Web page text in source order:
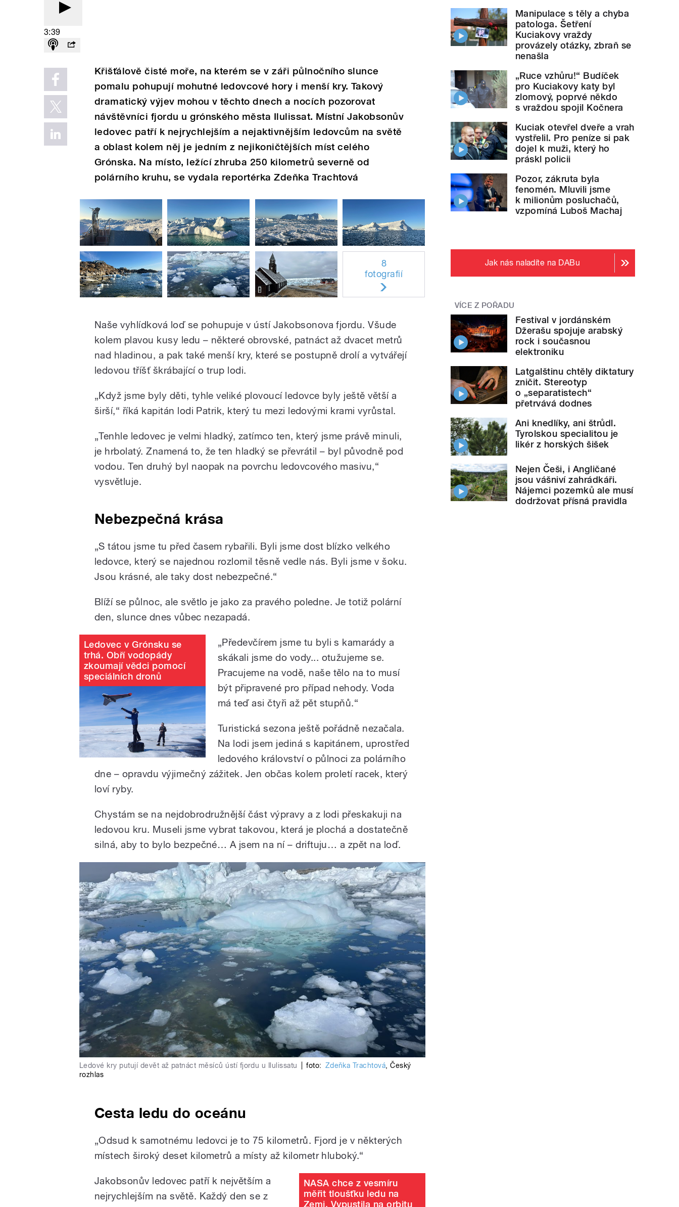
3:39
Křišťálově čisté moře, na kterém se v záři půlnočního slunce
pomalu pohupují mohutné ledovcové hory i menší kry. Takový
dramatický výjev mohou v těchto dnech a nocích pozorovat
návštěvníci fjordu u grónského města Ilulissat. Místní Jakobsonův
ledovec patří k nejrychlejším a nejaktivnějším ledovcům na světě
a oblast kolem něj je jedním z nejikoničtějších míst celého
Grónska. Na místo, ležící zhruba 250 kilometrů severně od
polárního kruhu, se vydala reportérka Zdeňka Trachtová
8
fotografií
Naše vyhlídková loď se pohupuje v ústí Jakobsonova fjordu. Všude
kolem plavou kusy ledu – některé obrovské, patnáct až dvacet metrů
nad hladinou, a pak také menší kry, které se postupně drolí a vytvářejí
ledovou tříšť škrábající o trup lodi.
„Když jsme byly děti, tyhle veliké plovoucí ledovce byly ještě větší a
širší,“ říká kapitán lodi Patrik, který tu mezi ledovými krami vyrůstal.
„Tenhle ledovec je velmi hladký, zatímco ten, který jsme právě minuli,
je hrbolatý. Znamená to, že ten hladký se převrátil – byl původně pod
vodou. Ten druhý byl naopak na povrchu ledovcového masivu,“
vysvětluje.
Nebezpečná krása
„S tátou jsme tu před časem rybařili. Byli jsme dost blízko velkého
ledovce, který se najednou rozlomil těsně vedle nás. Byli jsme v šoku.
Jsou krásné, ale taky dost nebezpečné.“
Blíží se půlnoc, ale světlo je jako za pravého poledne. Je totiž polární
den, slunce dnes vůbec nezapadá.
Ledovec v Grónsku se
trhá. Obří vodopády
zkoumají vědci pomocí
speciálních dronů
„Předevčírem jsme tu byli s kamarády a
skákali jsme do vody... otužujeme se.
Pracujeme na vodě, naše tělo na to musí
být připravené pro případ nehody. Voda
má teď asi čtyři až pět stupňů.“
Turistická sezona ještě pořádně nezačala.
Na lodi jsem jediná s kapitánem, uprostřed
ledového království o půlnoci za polárního
dne – opravdu výjimečný zážitek. Jen občas kolem proletí racek, který
loví ryby.
Chystám se na nejdobrodružnější část výpravy a z lodi přeskakuji na
ledovou kru. Museli jsme vybrat takovou, která je plochá a dostatečně
silná, aby to bylo bezpečné… A jsem na ní – driftuju… a zpět na loď.
Ledové kry putují devět až patnáct měsíců ústí fjordu u Ilulissatu foto: Zdeňka Trachtová,Český
rozhlas
Cesta ledu do oceánu
„Odsud k samotnému ledovci je to 75 kilometrů. Fjord je v některých
místech široký deset kilometrů a místy až kilometr hluboký.“
NASA chce z vesmíru
měřit tloušťku ledu na
Zemi. Vypustila na orbitu
Jakobsonův ledovec patří k největším a
nejrychlejším na světě. Každý den se z
Manipulace s těly a chyba
patologa. Šetření
Kuciakovy vraždy
provázely otázky, zbraň se
nenašla
„Ruce vzhůru!“ Budíček
pro Kuciakovy katy byl
zlomový, poprvé někdo
s vraždou spojil Kočnera
Kuciak otevřel dveře a vrah
vystřelil. Pro peníze si pak
dojel k muži, který ho
práskl policii
Pozor, zákruta byla
fenomén. Mluvili jsme
k milionům posluchačů,
vzpomíná Luboš Machaj
Jak nás naladíte na DABu
VÍCE Z POŘADU
Festival v jordánském
Džerašu spojuje arabský
rock i současnou
elektroniku
Latgalštinu chtěly diktatury
zničit. Stereotyp
o „separatistech“
přetrvává dodnes
Ani knedlíky, ani štrůdl.
Tyrolskou specialitou je
likér z horských šišek
Nejen Češi, i Angličané
jsou vášniví zahrádkáři.
Nájemci pozemků ale musí
dodržovat přísná pravidla